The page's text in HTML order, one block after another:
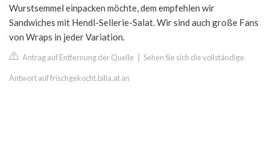
Wurstsemmel einpacken möchte, dem empfehlen wir
Sandwiches mit Hendl-Sellerie-Salat. Wir sind auch große Fans
von Wraps in jeder Variation.
Antrag auf Entfernung der Quelle Sehen Sie sich die vollständige
Antwort auf frischgekocht.billa.at an